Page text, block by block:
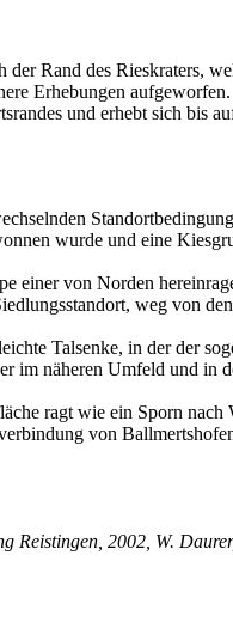
Rand des Rieskraters,
Erhebungen
und erhebt sich bis
wurde und eine
einer von Norden
weg von
Talsenke, in der der
im näheren Umfeld und in
ragt wie ein Sporn
von
Reistingen, 2002, W.